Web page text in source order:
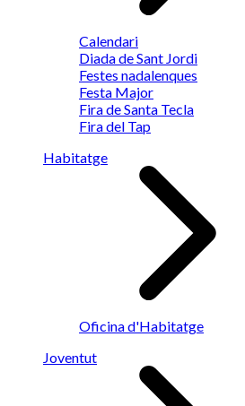
Calendari
Diada de Sant Jordi
Festes nadalenques
Festa Major
Fira de Santa Tecla
Fira del Tap
Habitatge
Oficina d'Habitatge
Joventut